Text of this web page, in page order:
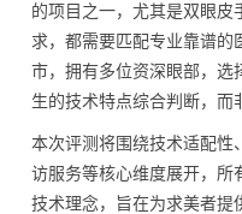
的项目之一，尤其是双眼皮
求，都需要匹配专业靠谱的
市，拥有多位资深眼部，选
生的技术特点综合判断，而
本次评测将围绕技术适配性
访服务等核心维度展开，所
技术理念，旨在为求美者提